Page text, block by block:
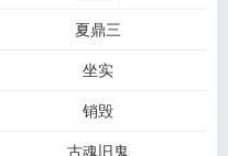
夏鼎三
坐实
销毁
古魂旧鬼